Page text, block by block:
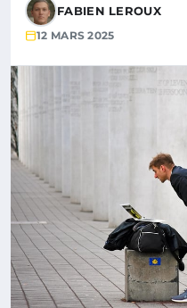
FABIEN LEROUX
12 MARS 2025